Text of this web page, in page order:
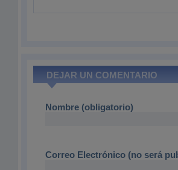
DEJAR UN COMENTARIO
Nombre (obligatorio)
Correo Electrónico (no será